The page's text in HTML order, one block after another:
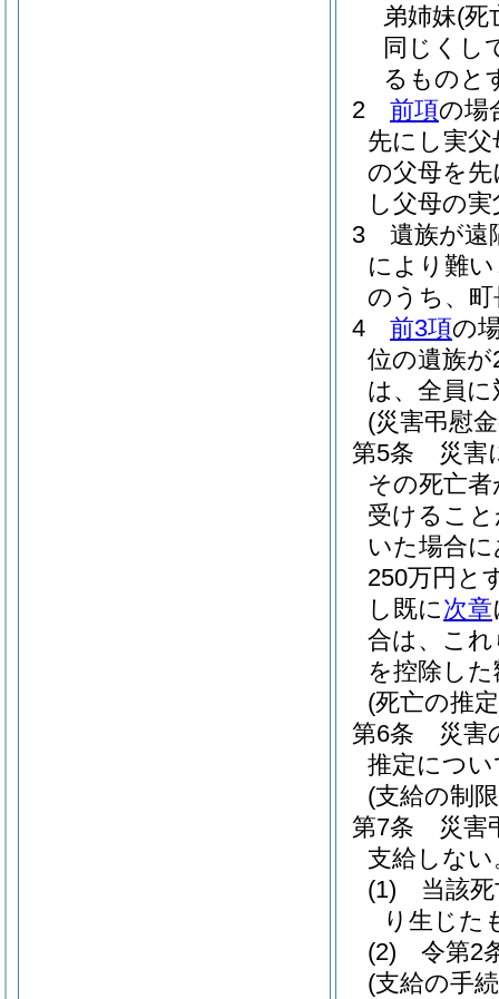
弟姉妹(死
同じくし
るものと
2
前項の場
先にし実
の父母を
し父母の
3
遺族が遠
により難
のうち、
4
前3項の
位の遺族
は、全員
(災害弔慰
第5条
災害
その死亡
受けるこ
いた場合
250万円と
し既に次章
合は、こ
を控除し
(死亡の推
第6条
災害
推定につ
(支給の制
第7条
災害
支給しない
(1)
当該
り生じた
(2)
令第2
(支給の手